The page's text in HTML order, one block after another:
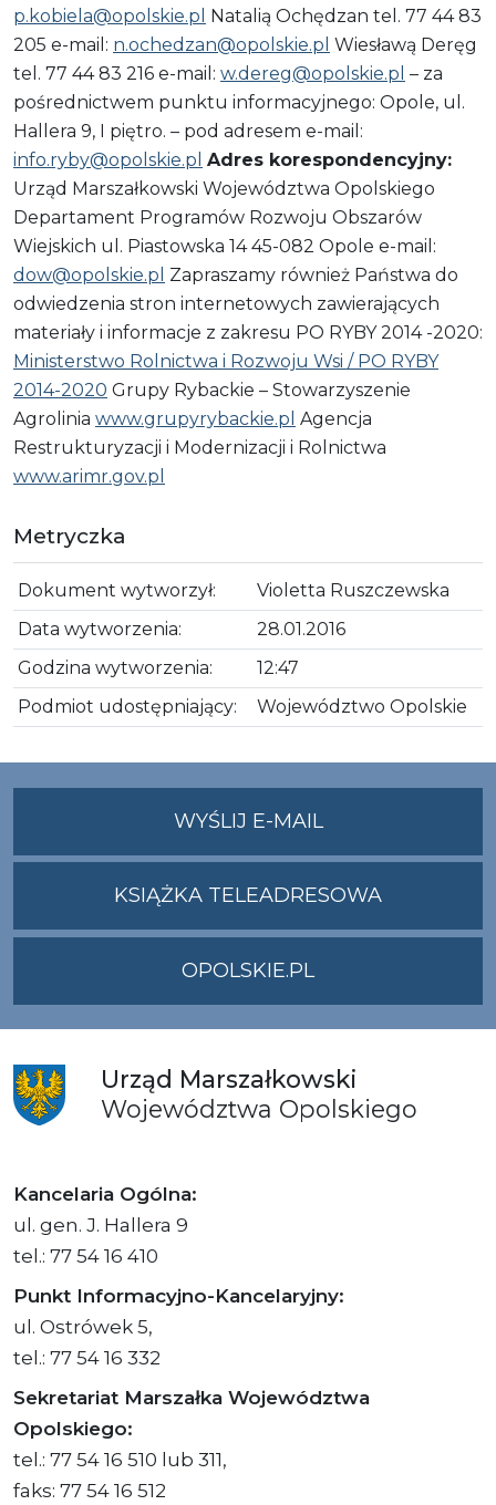
p.kobiela@opolskie.pl Natalią Ochędzan tel. 77 44 83
205 e-mail: n.ochedzan@opolskie.pl Wiesławą Deręg
tel. 77 44 83 216 e-mail: w.dereg@opolskie.pl – za
pośrednictwem punktu informacyjnego: Opole, ul.
Hallera 9, I piętro. – pod adresem e-mail:
info.ryby@opolskie.pl Adres korespondencyjny:
Urząd Marszałkowski Województwa Opolskiego
Departament Programów Rozwoju Obszarów
Wiejskich ul. Piastowska 14 45-082 Opole e-mail:
dow@opolskie.pl Zapraszamy również Państwa do
odwiedzenia stron internetowych zawierających
materiały i informacje z zakresu PO RYBY 2014 -2020:
Ministerstwo Rolnictwa i Rozwoju Wsi / PO RYBY
2014-2020 Grupy Rybackie – Stowarzyszenie
Agrolinia www.grupyrybackie.pl Agencja
Restrukturyzacji i Modernizacji i Rolnictwa
www.arimr.gov.pl
Metryczka
Dokument wytworzył:
Violetta Ruszczewska
Data wytworzenia:
28.01.2016
Godzina wytworzenia:
12:47
Podmiot udostępniający:
Województwo Opolskie
WYŚLIJ E-MAILNA
ADRES
KSIĄŻKA TELEADRESOWA
OPOLSKIE.PL
Urząd Marszałkowski
Województwa Opolskiego
Kancelaria Ogólna:
ul. gen. J. Hallera 9
tel.: 77 54 16 410
Punkt Informacyjno-Kancelaryjny:
ul. Ostrówek 5,
tel.: 77 54 16 332
Sekretariat Marszałka Województwa
Opolskiego:
tel.: 77 54 16 510 lub 311,
faks: 77 54 16 512